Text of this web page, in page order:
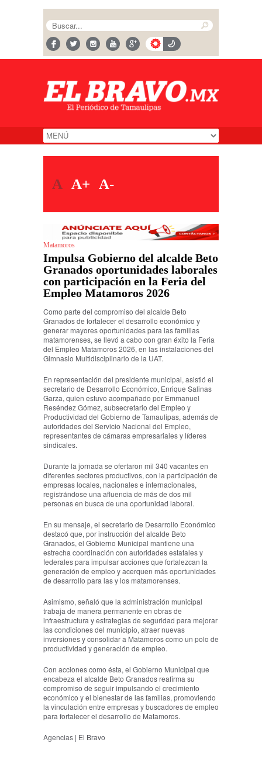
A A+ A-
Matamoros
Impulsa Gobierno del alcalde Beto
Granados oportunidades laborales
con participación en la Feria del
Empleo Matamoros 2026
Como parte del compromiso del alcalde Beto
Granados de fortalecer el desarrollo económico y
generar mayores oportunidades para las familias
matamorenses, se llevó a cabo con gran éxito la Feria
del Empleo Matamoros 2026, en las instalaciones del
Gimnasio Multidisciplinario de la UAT.
En representación del presidente municipal, asistió el
secretario de Desarrollo Económico, Enrique Salinas
Garza, quien estuvo acompañado por Emmanuel
Reséndez Gómez, subsecretario del Empleo y
Productividad del Gobierno de Tamaulipas, además de
autoridades del Servicio Nacional del Empleo,
representantes de cámaras empresariales y líderes
sindicales.
Durante la jornada se ofertaron mil 340 vacantes en
diferentes sectores productivos, con la participación de
empresas locales, nacionales e internacionales,
registrándose una afluencia de más de dos mil
personas en busca de una oportunidad laboral.
En su mensaje, el secretario de Desarrollo Económico
destacó que, por instrucción del alcalde Beto
Granados, el Gobierno Municipal mantiene una
estrecha coordinación con autoridades estatales y
federales para impulsar acciones que fortalezcan la
generación de empleo y acerquen más oportunidades
de desarrollo para las y los matamorenses.
Asimismo, señaló que la administración municipal
trabaja de manera permanente en obras de
infraestructura y estrategias de seguridad para mejorar
las condiciones del municipio, atraer nuevas
inversiones y consolidar a Matamoros como un polo de
productividad y generación de empleo.
Con acciones como ésta, el Gobierno Municipal que
encabeza el alcalde Beto Granados reafirma su
compromiso de seguir impulsando el crecimiento
económico y el bienestar de las familias, promoviendo
la vinculación entre empresas y buscadores de empleo
para fortalecer el desarrollo de Matamoros.
Agencias | El Bravo